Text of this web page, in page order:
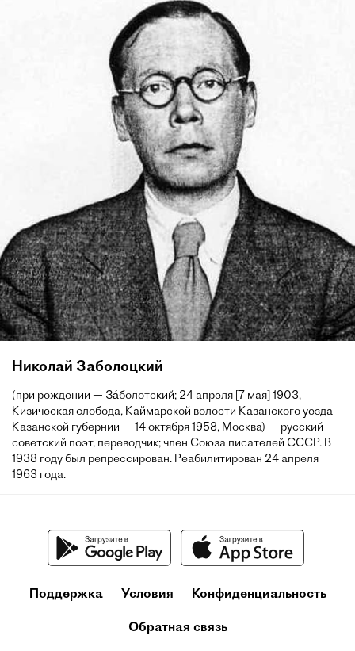
Николай Заболоцкий
(при рождении — За́болотский; 24 апреля [7 мая] 1903,
Кизическая слобода, Каймарской волости Казанского уезда
Казанской губернии — 14 октября 1958, Москва) — русский
советский поэт, переводчик; член Союза писателей СССР. В
1938 году был репрессирован. Реабилитирован 24 апреля
1963 года.
Поддержка Условия Конфиденциальность
Обратная связь